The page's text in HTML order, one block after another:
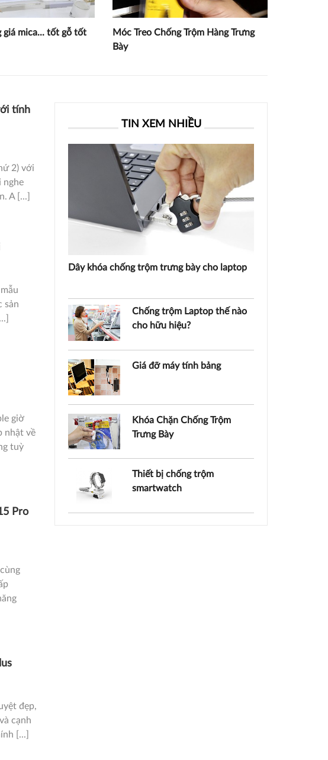
giá mica... tốt gỗ tốt
Móc Treo Chống Trộm Hàng Trưng
Bày
tính
2) với
nghe
A [...]
sản
giờ
nhật về
tuỳ
Pro
đẹp,
cạnh
[...]
TIN XEM NHIỀU
Dây khóa chống trộm trưng bày cho laptop
Chống trộm Laptop thế nào
cho hữu hiệu?
Giá đỡ máy tính bảng
Khóa Chặn Chống Trộm
Trưng Bày
Thiết bị chống trộm
smartwatch